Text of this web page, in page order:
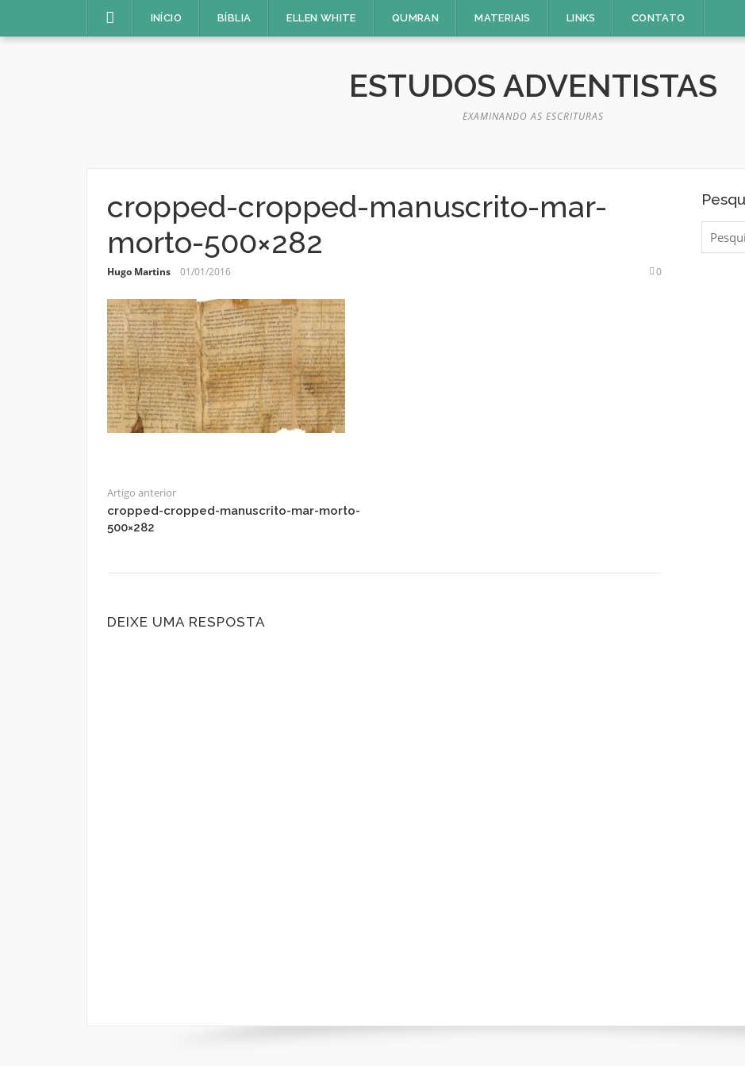
INÍCIO BÍBLIA ELLEN WHITE QUMRAN MATERIAIS LINKS CONTATO
ESTUDOS ADVENTISTAS
EXAMINANDO AS ESCRITURAS
cropped-cropped-manuscrito-mar-
morto-500×282
Hugo Martins 01/01/2016 0
Artigo anterior
cropped-cropped-manuscrito-mar-morto-
500×282
DEIXE UMA RESPOSTA
por: